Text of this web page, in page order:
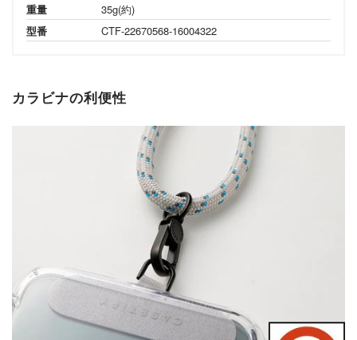
重量
35g(約)
型番
CTF-22670568-16004322
カラビナの利便性